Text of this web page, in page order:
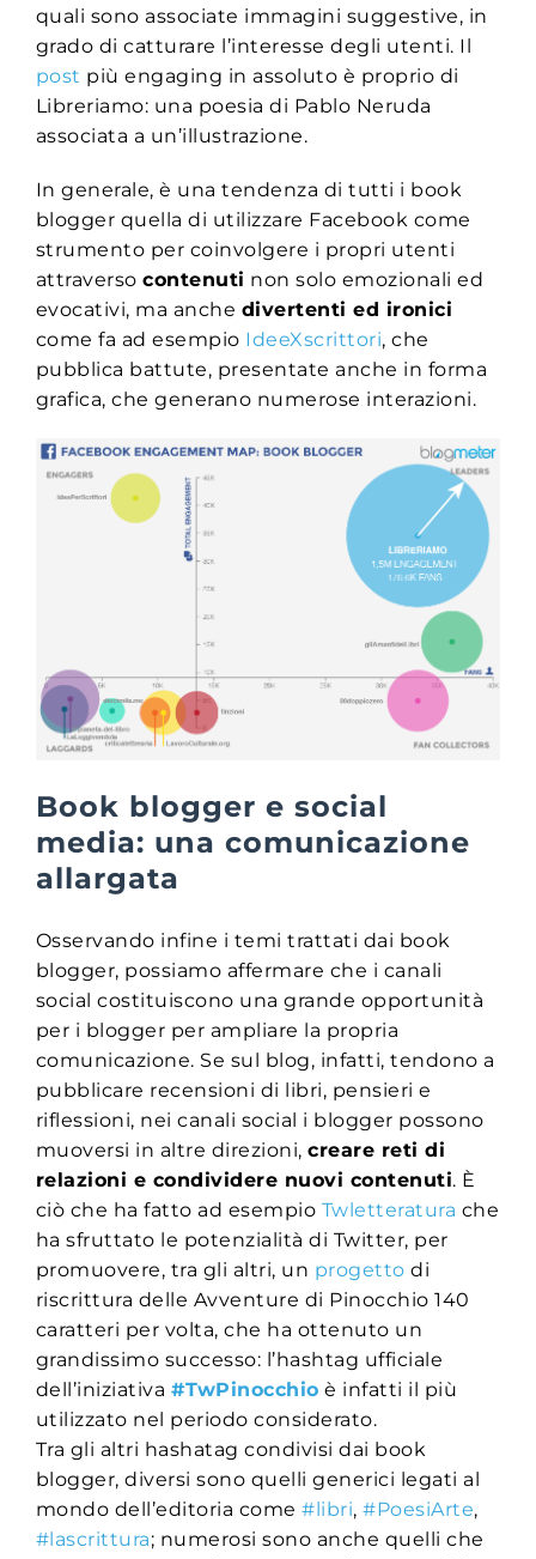
quali sono associate immagini suggestive, in
grado di catturare l’interesse degli utenti. Il
post più engaging in assoluto è proprio di
Libreriamo: una poesia di Pablo Neruda
associata a un’illustrazione.
In generale, è una tendenza di tutti i book
blogger quella di utilizzare Facebook come
strumento per coinvolgere i propri utenti
attraversocontenuti non solo emozionali ed
evocativi, ma anche divertenti ed ironici
come fa ad esempio IdeeXscrittori, che
pubblica battute, presentate anche in forma
grafica, che generano numerose interazioni.
Book blogger e social
media: una comunicazione
allargata
Osservando infine i temi trattati dai book
blogger, possiamo affermare che i canali
social costituiscono una grande opportunità
per i blogger per ampliare la propria
comunicazione. Se sul blog, infatti, tendono a
pubblicare recensioni di libri, pensieri e
riflessioni, nei canali social i blogger possono
muoversi in altre direzioni,creare reti di
relazioni e condividere nuovi contenuti. È
ciò che ha fatto ad esempio Twletteratura che
ha sfruttato le potenzialità di Twitter, per
promuovere, tra gli altri, un progetto di
riscrittura delle Avventure di Pinocchio 140
caratteri per volta, che ha ottenuto un
grandissimo successo: l’hashtag ufficiale
dell’iniziativa #TwPinocchio è infatti il più
utilizzato nel periodo considerato.
Tra gli altri hashatag condivisi dai book
blogger, diversi sono quelli generici legati al
mondo dell’editoria come#libri,#PoesiArte,
#lascrittura; numerosi sono anche quelli che